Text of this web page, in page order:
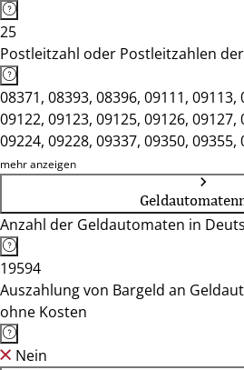
25
Postleitzahl oder Postleitzahlen
08371, 08393, 08396, 09111, 09113,
09122, 09123, 09125, 09126, 09127,
09224, 09228, 09337, 09350, 09355,
mehr anzeigen
Anzahl der Geldautomaten in
19594
Auszahlung von Bargeld an
ohne Kosten
Nein